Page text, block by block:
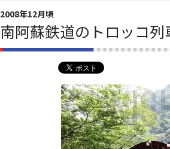
2008年12月頃
南阿蘇鉄道のトロッコ列